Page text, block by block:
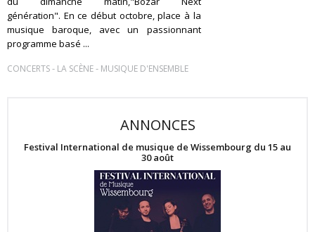
génération". En ce début octobre, place à la
musique baroque, avec un passionnant
programme basé ...
CONCERTS- LA SCÈNE- MUSIQUE D'ENSEMBLE
ANNONCES
Festival International de musique de Wissembourg du 15 au
30 août